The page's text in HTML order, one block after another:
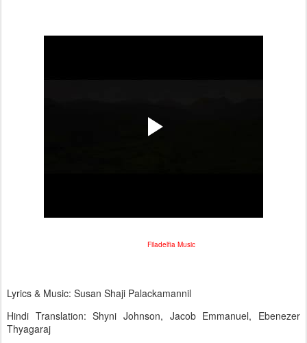
Filadelfia Music
Lyrics & Music: Susan Shaji Palackamannil
Hindi Translation: Shyni Johnson, Jacob Emmanuel, Ebenezer
Thyagaraj